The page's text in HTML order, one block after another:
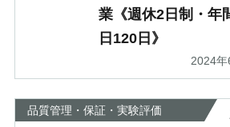
業《週休2日制・年
日120日》
2024年
品質管理・保証・実験評価